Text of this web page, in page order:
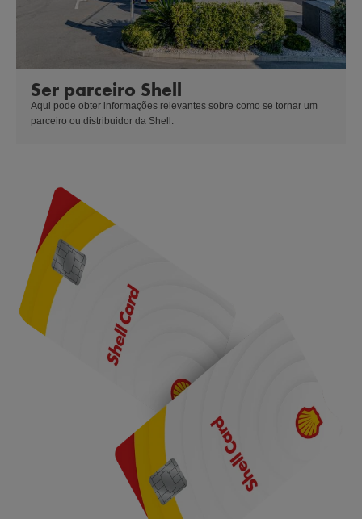
Ser parceiro Shell
Aqui pode obter informações relevantes sobre como se tornar um
parceiro ou distribuidor da Shell.